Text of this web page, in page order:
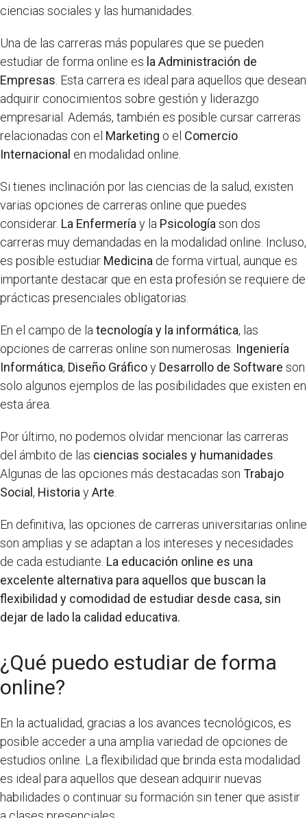
ciencias sociales y las humanidades.
Una de las carreras más populares que se pueden
estudiar de forma online es la Administración de
Empresas . Esta carrera es ideal para aquellos que desean
adquirir conocimientos sobre gestión y liderazgo
empresarial. Además, también es posible cursar carreras
relacionadas con el Marketing o el Comercio
Internacional en modalidad online.
Si tienes inclinación por las ciencias de la salud, existen
varias opciones de carreras online que puedes
considerar. La Enfermería y la Psicología son dos
carreras muy demandadas en la modalidad online. Incluso,
es posible estudiar Medicina de forma virtual, aunque es
importante destacar que en esta profesión se requiere de
prácticas presenciales obligatorias.
En el campo de la tecnología y la informática, las
opciones de carreras online son numerosas. Ingeniería
Informática, Diseño Gráficoy Desarrollo de Software son
solo algunos ejemplos de las posibilidades que existen en
esta área.
Por último, no podemos olvidar mencionar las carreras
del ámbito de las ciencias sociales y humanidades
Algunas de las opciones más destacadas son Trabajo
Social , Historia yArte
En definitiva, las opciones de carreras universitarias online
son amplias y se adaptan a los intereses y necesidades
de cada estudiante. La educación online es una
excelente alternativa para aquellos que buscan la
flexibilidad y comodidad de estudiar desde casa, sin
dejar de lado la calidad educativa.
¿Qué puedo estudiar de forma
online?
En la actualidad, gracias a los avances tecnológicos, es
posible acceder a una amplia variedad de opciones de
estudios online. La flexibilidad que brinda esta modalidad
es ideal para aquellos que desean adquirir nuevas
habilidades o continuar su formación sin tener que asistir